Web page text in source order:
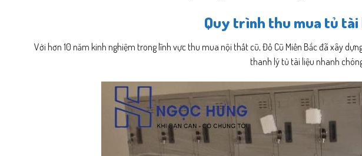
Quy trình thu mua tủ tài
Với hơn 10 năm kinh nghiệm trong lĩnh vực thu mua nội thất cũ, Đồ Cũ Miền Bắc đã xây
thanh lý tủ tài liệu nhanh